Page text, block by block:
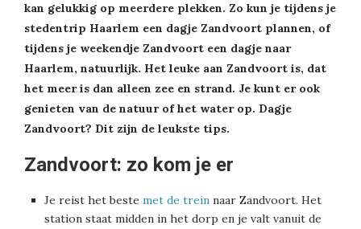
kan gelukkig op meerdere plekken. Zo kun je tijdens je
stedentrip Haarlem een dagje Zandvoort plannen, of
tijdens je weekendje Zandvoort een dagje naar
Haarlem, natuurlijk. Het leuke aan Zandvoort is, dat
het meer is dan alleen zee en strand. Je kunt er ook
genieten van de natuur of het water op. Dagje
Zandvoort? Dit zijn de leukste tips.
Zandvoort: zo kom je er
Je reist het beste met de trein naar Zandvoort. Het
station staat midden in het dorp en je valt vanuit de